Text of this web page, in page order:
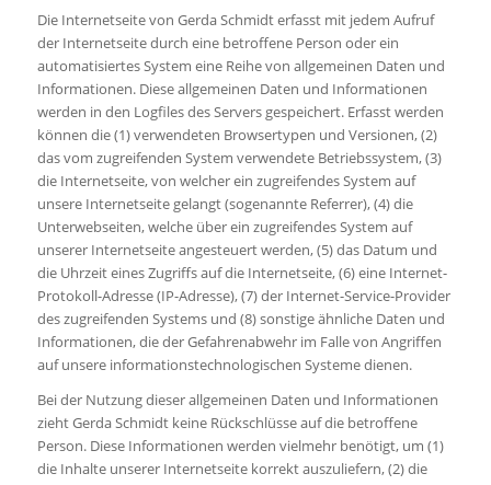
Die Internetseite von Gerda Schmidt erfasst mit jedem Aufruf
der Internetseite durch eine betroffene Person oder ein
automatisiertes System eine Reihe von allgemeinen Daten und
Informationen. Diese allgemeinen Daten und Informationen
werden in den Logfiles des Servers gespeichert. Erfasst werden
können die (1) verwendeten Browsertypen und Versionen, (2)
das vom zugreifenden System verwendete Betriebssystem, (3)
die Internetseite, von welcher ein zugreifendes System auf
unsere Internetseite gelangt (sogenannte Referrer), (4) die
Unterwebseiten, welche über ein zugreifendes System auf
unserer Internetseite angesteuert werden, (5) das Datum und
die Uhrzeit eines Zugriffs auf die Internetseite, (6) eine Internet-
Protokoll-Adresse (IP-Adresse), (7) der Internet-Service-Provider
des zugreifenden Systems und (8) sonstige ähnliche Daten und
Informationen, die der Gefahrenabwehr im Falle von Angriffen
auf unsere informationstechnologischen Systeme dienen.
Bei der Nutzung dieser allgemeinen Daten und Informationen
zieht Gerda Schmidt keine Rückschlüsse auf die betroffene
Person. Diese Informationen werden vielmehr benötigt, um (1)
die Inhalte unserer Internetseite korrekt auszuliefern, (2) die